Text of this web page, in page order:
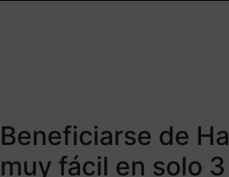
Beneficiarse de
muy fácil en solo